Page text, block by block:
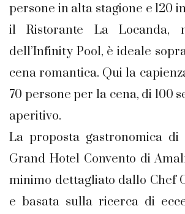
persone in alta stagione e 120
il Ristorante La Locanda,
dell’Infinity Pool, è ideale
cena romantica. Qui la
70 persone per la cena, di 100
aperitivo.
La proposta gastronomica di
Grand Hotel Convento di
minimo dettagliato dallo Chef
e basata sulla ricerca di